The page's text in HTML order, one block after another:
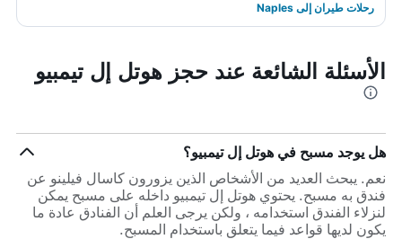
رحلات طيران إلى Naples
الأسئلة الشائعة عند حجز هوتل إل تيمبيو
هل يوجد مسبح في هوتل إل تيمبيو؟
نعم. يبحث العديد من الأشخاص الذين يزورون كاسال فيلينو عن
فندق به مسبح. يحتوي هوتل إل تيمبيو داخله على مسبح يمكن
لنزلاء الفندق استخدامه ، ولكن يرجى العلم أن الفنادق عادة ما
يكون لديها قواعد فيما يتعلق باستخدام المسبح.